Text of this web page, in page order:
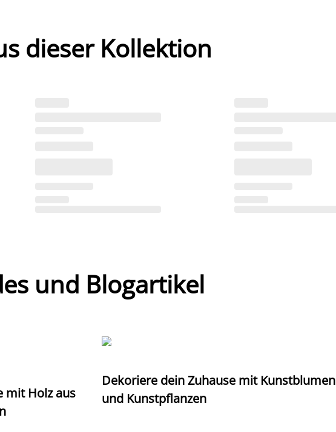
dieser Kollektion
und Blogartikel
mit Holz aus
Dekoriere dein Zuhause mit Kunstblumen
und Kunstpflanzen